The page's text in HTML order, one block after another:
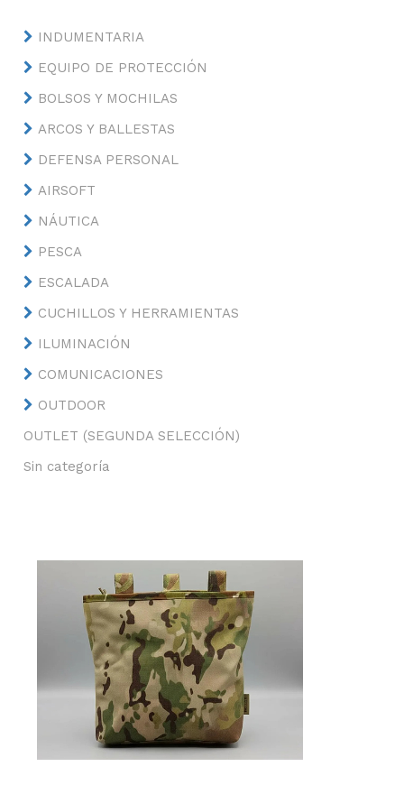
INDUMENTARIA
EQUIPO DE PROTECCIÓN
BOLSOS Y MOCHILAS
ARCOS Y BALLESTAS
DEFENSA PERSONAL
AIRSOFT
NÁUTICA
PESCA
ESCALADA
CUCHILLOS Y HERRAMIENTAS
ILUMINACIÓN
COMUNICACIONES
OUTDOOR
OUTLET (SEGUNDA SELECCIÓN)
Sin categoría